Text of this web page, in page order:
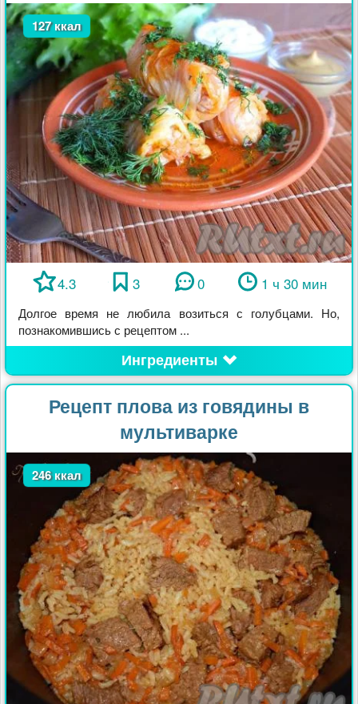
127 ккал
4.3 3 0 1 ч 30 мин
Долгое время не любила возиться с голубцами. Но,
познакомившись с рецептом ...
Ингредиенты
Рецепт плова из говядины в
мультиварке
246 ккал